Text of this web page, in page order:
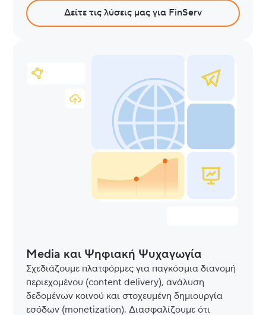
Δείτε τις λύσεις μας για FinServ
Media και Ψηφιακή Ψυχαγωγία
Σχεδιάζουμε πλατφόρμες για παγκόσμια διανομή
περιεχομένου (content delivery), ανάλυση
δεδομένων κοινού και στοχευμένη δημιουργία
εσόδων (monetization). Διασφαλίζουμε ότι